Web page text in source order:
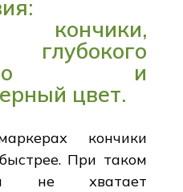
кончики,
глубокого
и
цвет.
кончики
При таком
не хватает